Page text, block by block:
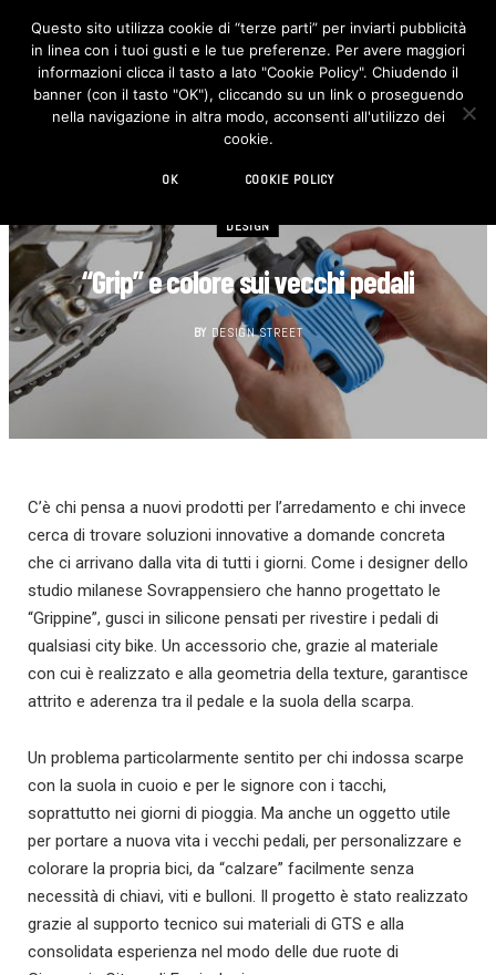
F
c
e
b
o
I
n
s
t
DESIGN
“Grip” e colore sui vecchi pedali
BY DESIGN STREET
C’è chi pensa a nuovi prodotti per l’arredamento e chi invece
cerca di trovare soluzioni innovative a domande concreta
che ci arrivano dalla vita di tutti i giorni. Come i designer dello
studio milanese Sovrappensiero che hanno progettato le
“Grippine”, gusci in silicone pensati per rivestire i pedali di
qualsiasi city bike. Un accessorio che, grazie al materiale
con cui è realizzato e alla geometria della texture, garantisce
attrito e aderenza tra il pedale e la suola della scarpa.
Un problema particolarmente sentito per chi indossa scarpe
con la suola in cuoio e per le signore con i tacchi,
soprattutto nei giorni di pioggia. Ma anche un oggetto utile
per portare a nuova vita i vecchi pedali, per personalizzare e
colorare la propria bici, da “calzare” facilmente senza
necessità di chiavi, viti e bulloni. Il progetto è stato realizzato
grazie al supporto tecnico sui materiali di GTS e alla
consolidata esperienza nel modo delle due ruote di
Questo sito utilizza cookie di “terze parti” per inviarti pubblicità
in linea con i tuoi gusti e le tue preferenze. Per avere maggiori
informazioni clicca il tasto a lato "Cookie Policy". Chiudendo il
banner (con il tasto "OK"), cliccando su un link o proseguendo
nella navigazione in altra modo, acconsenti all'utilizzo dei
cookie.
OK COOKIE POLICY